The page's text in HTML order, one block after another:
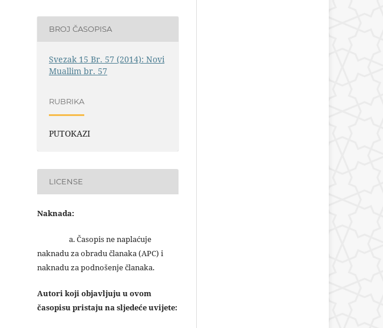
BROJ ČASOPISA
Svezak 15 Br. 57 (2014): Novi
Muallim br. 57
RUBRIKA
PUTOKAZI
LICENSE
Naknada:
a. Časopis ne naplaćuje
naknadu za obradu članaka (APC) i
naknadu za podnošenje članaka.
Autori koji objavljuju u ovom
časopisu pristaju na sljedeće uvijete: